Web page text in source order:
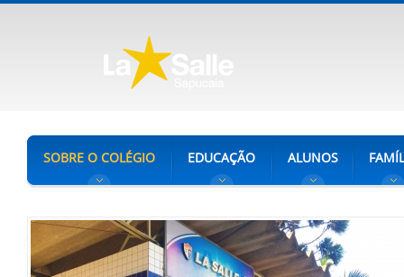
SOBRE O COLÉGIO EDUCAÇÃO ALUNOS